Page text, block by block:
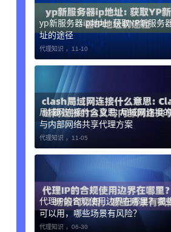
yp新服务器ip地址: 获取YP新服务
址的途径
代理知识 ， 11-10
局域网连接什么意思: 局域网连接
与内部网络共享代理方案
代理知识 ， 11-05
代理IP的合规使用边界在哪里？哪
可以用，哪些场景有风险？
代理知识 ， 06-30